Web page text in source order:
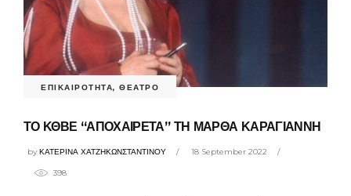
ΕΠΙΚΑΙΡΟΤΗΤΑ, ΘΕΑΤΡΟ
ΤΟ ΚΘΒΕ “ΑΠΟΧΑΙΡΕΤΑ” ΤΗ ΜΑΡΘΑ ΚΑΡΑΓΙΑΝΝΗ
byΚΑΤΕΡΙΝΑ ΧΑΤΖΗΚΩΝΣΤΑΝΤΙΝΟΥ 18 September 2022
398